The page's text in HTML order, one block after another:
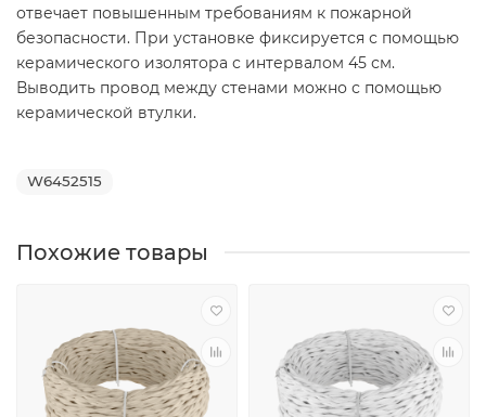
отвечает повышенным требованиям к пожарной
безопасности. При установке фиксируется с помощью
керамического изолятора с интервалом 45 см.
Выводить провод между стенами можно с помощью
керамической втулки.
W6452515
Похожие товары